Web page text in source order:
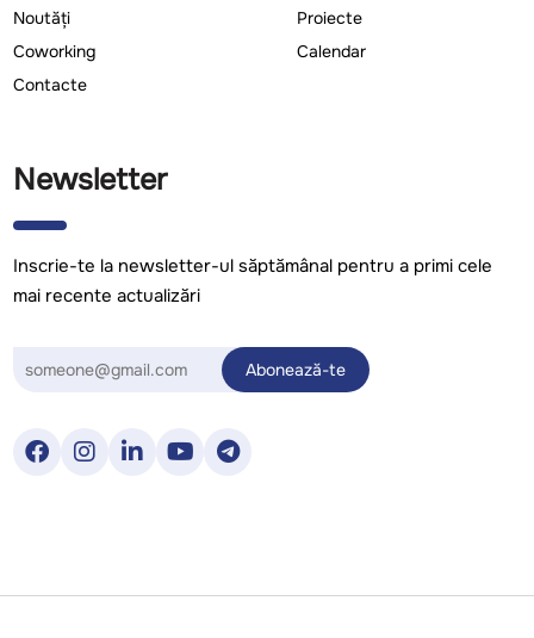
Noutăți
Coworking
Contacte
Proiecte
Calendar
Newsletter
Inscrie-te la newsletter-ul săptămânal pentru a primi cele
mai recente actualizări